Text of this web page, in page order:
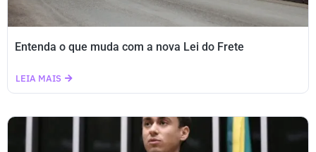
Entenda o que muda com a nova Lei do Frete
LEIA MAIS